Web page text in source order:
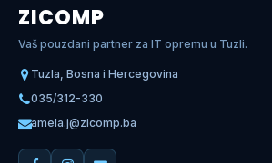
ZICOMP
Vaš pouzdani partner za IT opremu u Tuzli.
Tuzla, Bosna i Hercegovina
035/312-330
amela.j@zicomp.ba